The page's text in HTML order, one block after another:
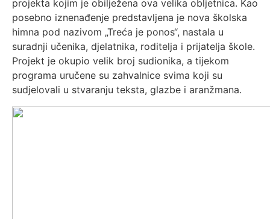
projekta kojim je obilježena ova velika obljetnica. Kao
posebno iznenađenje predstavljena je nova školska
himna pod nazivom „Treća je ponos“, nastala u
suradnji učenika, djelatnika, roditelja i prijatelja škole.
Projekt je okupio velik broj sudionika, a tijekom
programa uručene su zahvalnice svima koji su
sudjelovali u stvaranju teksta, glazbe i aranžmana.